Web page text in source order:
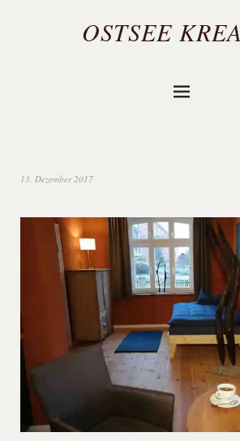
OSTSEE
13. Dezember 2017